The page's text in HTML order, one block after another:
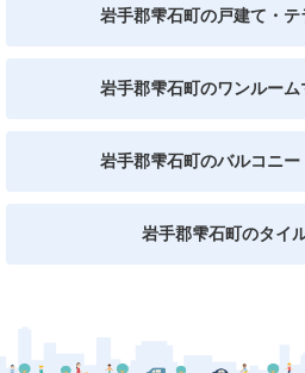
岩手郡雫石町の戸建て・
岩手郡雫石町のワンルー
岩手郡雫石町のバルコニ
岩手郡雫石町のタイ